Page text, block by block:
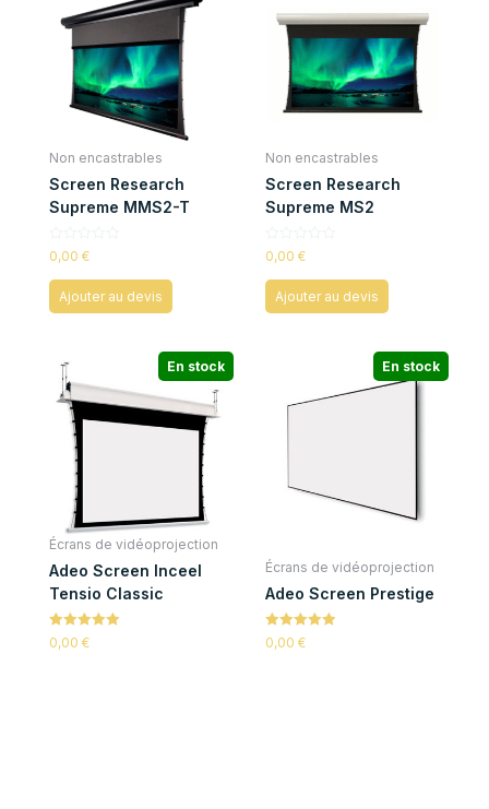
Non encastrables
Screen Research
Supreme MMS2-T
Note
sur
0,00 €
Ajouter au devis
Non encastrables
Screen Research
Supreme MS2
Note
sur
0,00 €
Ajouter au devis
En stock
Écrans de vidéoprojection
Adeo Screen Inceel
Tensio Classic
Note
5.00
0,00 €
En stock
Écrans de vidéoprojection
Adeo Screen Prestige
Note
5.00
0,00 €